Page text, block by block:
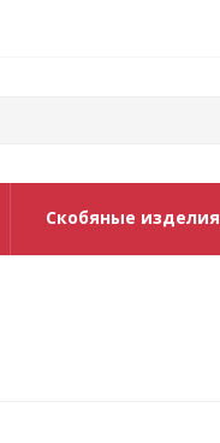
Скобяные изделия